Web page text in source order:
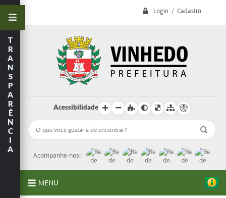
Login / Cadastro
Acessibilidade
Acompanhe-nos:
MENU
T
R
A
N
S
P
A
R
Ê
N
C
I
A